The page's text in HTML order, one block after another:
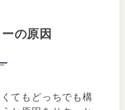
の原因
てもどっちでも構